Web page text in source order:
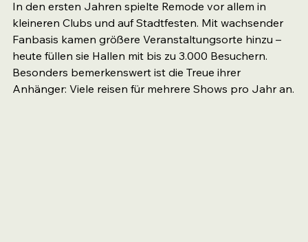
In den ersten Jahren spielte Remode vor allem in
kleineren Clubs und auf Stadtfesten. Mit wachsender
Fanbasis kamen größere Veranstaltungsorte hinzu –
heute füllen sie Hallen mit bis zu 3.000 Besuchern.
Besonders bemerkenswert ist die Treue ihrer
Anhänger: Viele reisen für mehrere Shows pro Jahr an.